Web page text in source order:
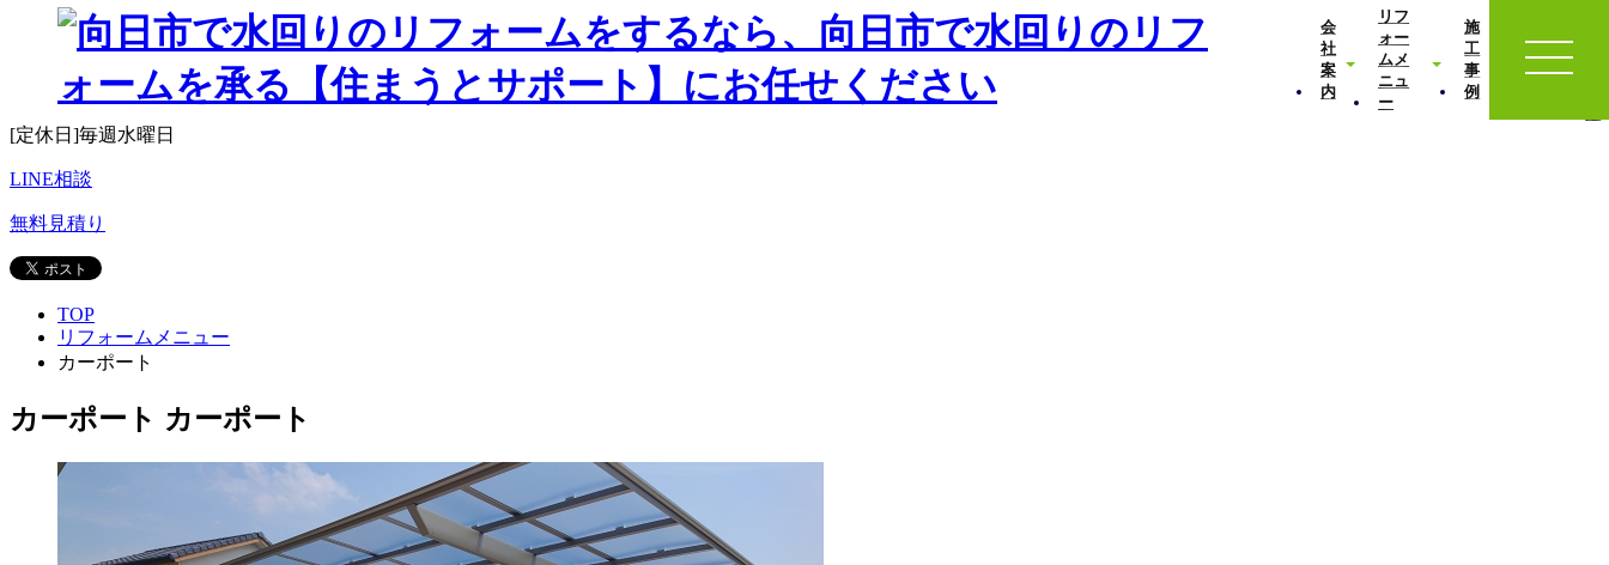
会
社
案
内
リフ
ォー
ムメ
ニュ
ー
施
工
事
例
客
様
[受付]9:00~20:00[定休日]毎週水曜日
電話相談
[受付]9:00~20:00
[定休日]毎週水曜日
LINE相談
無料見積り
TOP
リフォームメニュー
カーポート
カーポート カーポート